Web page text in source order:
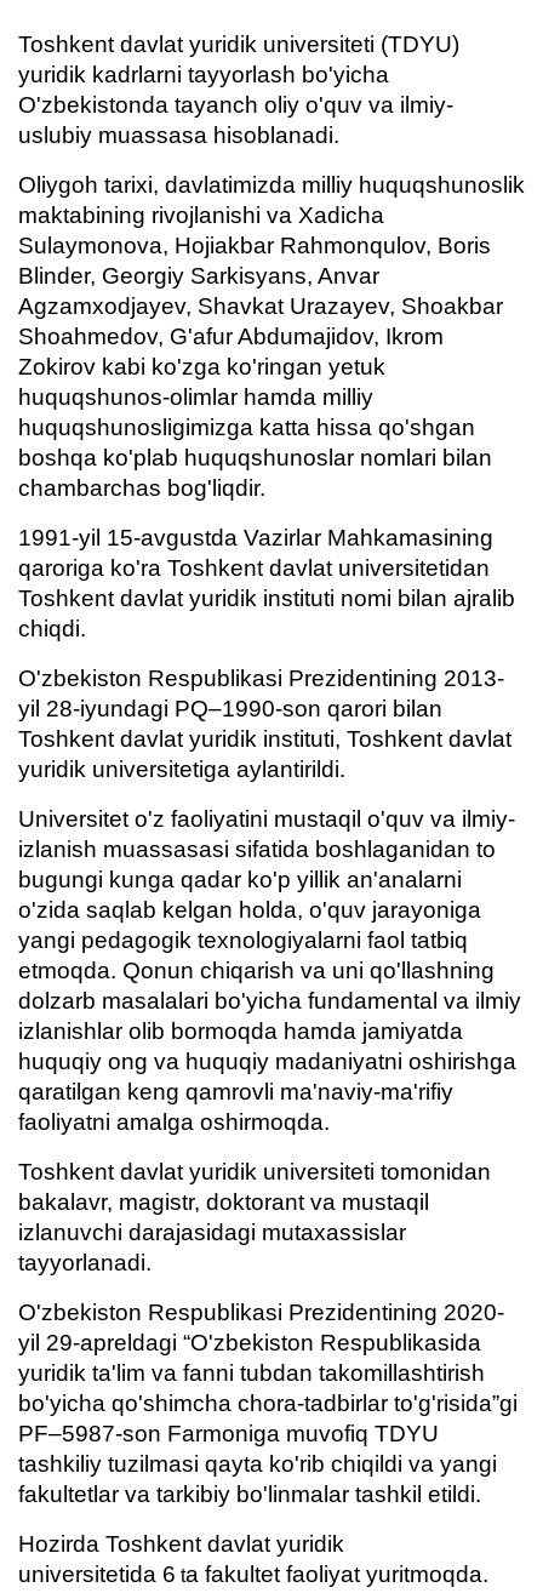
Telefon raqamingiz
Pochta
yuborish
Toshkent davlat yuridik universiteti (TDYU)
yuridik kadrlarni tayyorlash bo'yicha
O'zbekistonda tayanch oliy o'quv va ilmiy-
uslubiy muassasa hisoblanadi.
Oliygoh tarixi, davlatimizda milliy huquqshunoslik
maktabining rivojlanishi va Xadicha
Sulaymonova, Hojiakbar Rahmonqulov, Boris
Blinder, Georgiy Sarkisyans, Anvar
Agzamxodjayev, Shavkat Urazayev, Shoakbar
Shoahmedov, G'afur Abdumajidov, Ikrom
Zokirov kabi ko'zga ko'ringan yetuk
huquqshunos-olimlar hamda milliy
huquqshunosligimizga katta hissa qo'shgan
boshqa ko'plab huquqshunoslar nomlari bilan
chambarchas bog'liqdir.
1991-yil 15-avgustda Vazirlar Mahkamasining
qaroriga ko'ra Toshkent davlat universitetidan
Toshkent davlat yuridik instituti nomi bilan ajralib
chiqdi.
O'zbekiston Respublikasi Prezidentining 2013-
yil 28-iyundagi PQ–1990-son qarori bilan
Toshkent davlat yuridik instituti, Toshkent davlat
yuridik universitetiga aylantirildi.
Universitet o'z faoliyatini mustaqil o'quv va ilmiy-
izlanish muassasasi sifatida boshlaganidan to
bugungi kunga qadar ko'p yillik an'analarni
o'zida saqlab kelgan holda, o'quv jarayoniga
yangi pedagogik texnologiyalarni faol tatbiq
etmoqda. Qonun chiqarish va uni qo'llashning
dolzarb masalalari bo'yicha fundamental va ilmiy
izlanishlar olib bormoqda hamda jamiyatda
huquqiy ong va huquqiy madaniyatni oshirishga
qaratilgan keng qamrovli ma'naviy-ma'rifiy
faoliyatni amalga oshirmoqda.
Toshkent davlat yuridik universiteti tomonidan
bakalavr, magistr, doktorant va mustaqil
izlanuvchi darajasidagi mutaxassislar
tayyorlanadi.
O'zbekiston Respublikasi Prezidentining 2020-
yil 29-apreldagi “O'zbekiston Respublikasida
yuridik ta'lim va fanni tubdan takomillashtirish
bo'yicha qo'shimcha chora-tadbirlar to'g'risida”gi
PF–5987-son Farmoniga muvofiq TDYU
tashkiliy tuzilmasi qayta ko'rib chiqildi va yangi
fakultetlar va tarkibiy bo'linmalar tashkil etildi.
Hozirda Toshkent davlat yuridik
universitetida 6 ta fakultet faoliyat yuritmoqda.
4. Suhbat (magistr) (5)
5. To'lov-kontrakt (2) 6. Elektron ariza (16)
7. Call-center (4) 8. Bakalavriat kvotasi (3)